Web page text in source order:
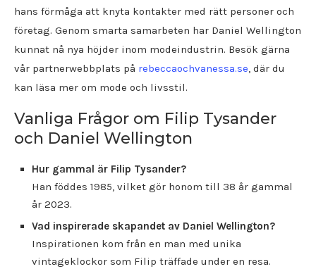
hans förmåga att knyta kontakter med rätt personer och
företag. Genom smarta samarbeten har Daniel Wellington
kunnat nå nya höjder inom modeindustrin. Besök gärna
vår partnerwebbplats på rebeccaochvanessa.se, där du
kan läsa mer om mode och livsstil.
Vanliga Frågor om Filip Tysander
och Daniel Wellington
Hur gammal är Filip Tysander?
Han föddes 1985, vilket gör honom till 38 år gammal
år 2023.
Vad inspirerade skapandet av Daniel Wellington?
Inspirationen kom från en man med unika
vintageklockor som Filip träffade under en resa.